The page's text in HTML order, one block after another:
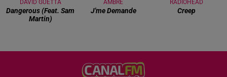
DAVID GUETTA
Dangerous (feat. Sam
Martin)
AMBRE
J'me Demande
RADIOHEAD
Creep